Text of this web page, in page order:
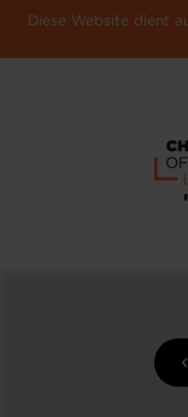
Diese Website dient